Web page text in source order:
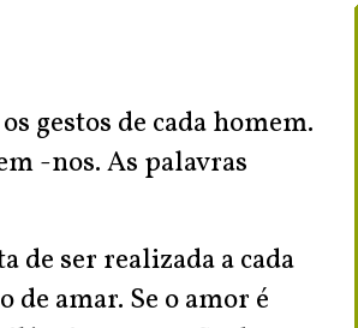
gestos de cada homem.
-nos. As palavras
de ser realizada a cada
de amar. Se o amor é